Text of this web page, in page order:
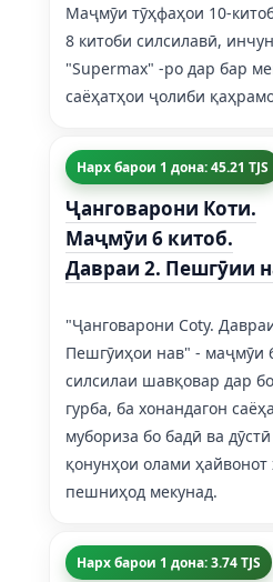
Маҷмӯи тӯҳфаҳои 10-
8 китоби силсилавӣ,
"Supermax" -ро дар бар
саёҳатҳои ҷолиби
Нарх барои 1 дона: 45.21 TJS
Ҷанговарони Коти.
Маҷмӯи 6 китоб.
Давраи 2. Пешгӯии
"Ҷанговарони Coty.
Пешгӯиҳои нав" - маҷмӯи
силсилаи шавқовар дар
гурба, ба хонандагон
мубориза бо бадӣ ва
қонунҳои олами ҳайвонот
пешниҳод мекунад.
Нарх барои 1 дона: 3.74 TJS